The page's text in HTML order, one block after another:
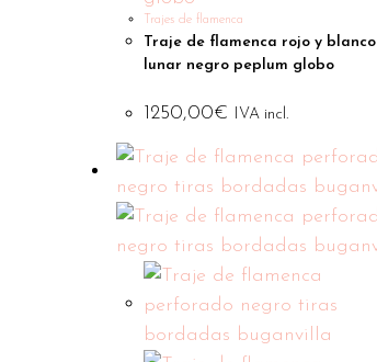
Trajes de flamenca
Traje de flamenca rojo y blanco
lunar negro peplum globo
1250,00€ IVA incl.